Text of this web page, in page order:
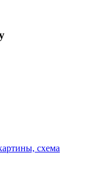
схема